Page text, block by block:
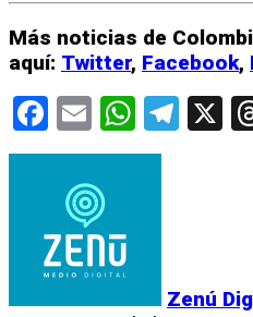
Más noticias de
aquí: Twitter, Facebook,
Facebook
Email X
Zenú